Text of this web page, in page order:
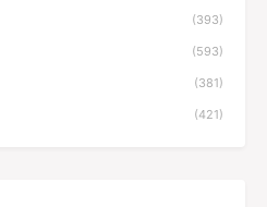
(393)
(593)
(381)
(421)